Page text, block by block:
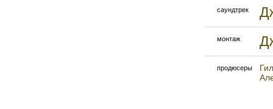
саундтрек
монтаж
продюсеры